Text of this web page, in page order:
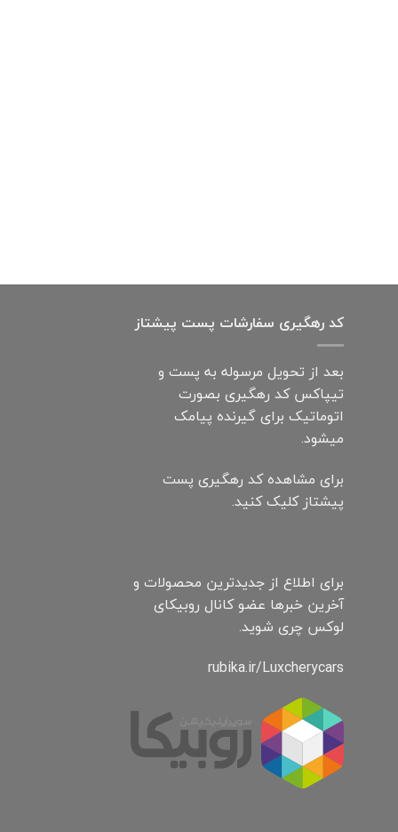
کد رهگیری سفارشات پست پیشتاز
بعد از تحویل مرسوله به پست و
تیپاکس کد رهگیری بصورت
اتوماتیک برای گیرنده پیامک
میشود.
برای مشاهده کد رهگیری پست
پیشتاز کلیک کنید.
برای اطلاع از جدیدترین محصولات و
آخرین خبرها عضو کانال روبیکای
لوکس چری شوید.
rubika.ir/Luxcherycars